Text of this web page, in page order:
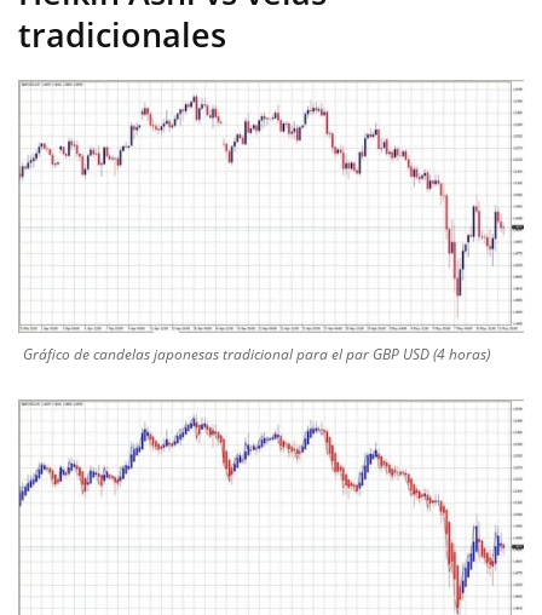
tradicionales
Gráfico de candelas japonesas tradicional para el par GBP USD (4 horas)